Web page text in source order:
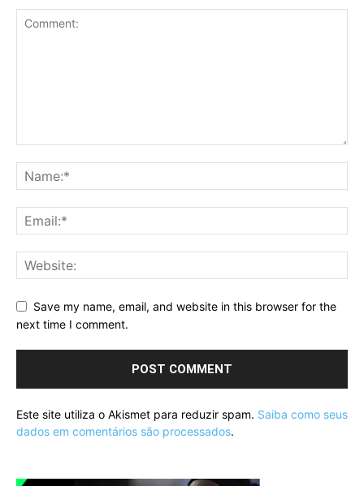
Save my name, email, and website in this browser for the
next time I comment.
Este site utiliza o Akismet para reduzir spam. Saiba como seus
dados em comentários são processados.